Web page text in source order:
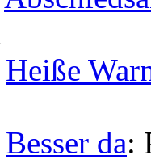
Heiße
Besser da: